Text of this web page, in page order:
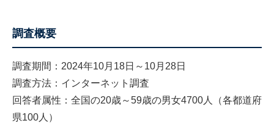
調査概要
調査期間：2024年10月18日～10月28日
調査方法：インターネット調査
回答者属性：全国の20歳～59歳の男女4700人（各都道府
県100人）